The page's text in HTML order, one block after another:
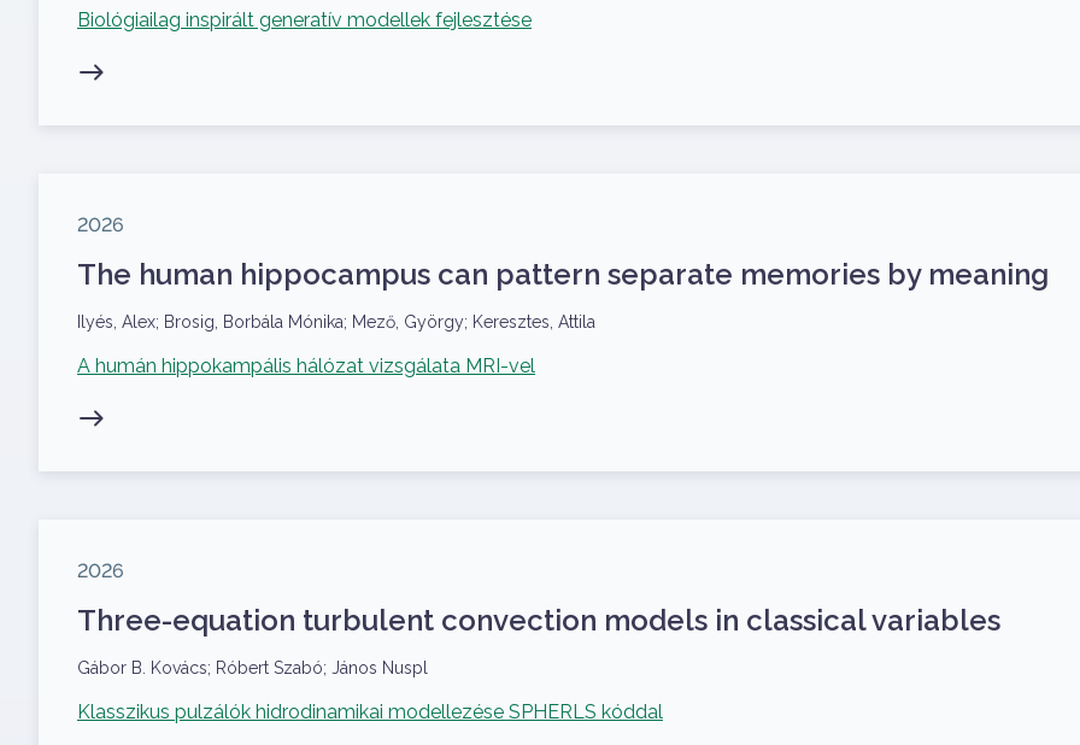
Kapcsolódó projekt
Biológiailag inspirált generatív modellek fejlesztése
Megjelenés éve
2026
The human hippocampus can pattern separate memories by meaning
Szerzők
Ilyés, Alex; Brosig, Borbála Mónika; Mező, György; Keresztes, Attila
Kapcsolódó projekt
A humán hippokampális hálózat vizsgálata MRI-vel
Megjelenés éve
2026
Three-equation turbulent convection models in classical variables
Szerzők
Gábor B. Kovács; Róbert Szabó; János Nuspl
Kapcsolódó projekt
Klasszikus pulzálók hidrodinamikai modellezése SPHERLS kóddal